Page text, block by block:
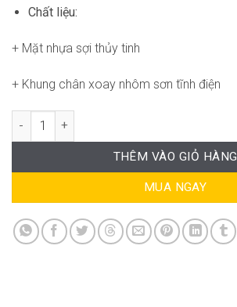
Chất liệu:
+ Mặt nhựa sợi thủy tinh
+ Khung chân xoay nhôm sơn tĩnh điện
Ghế Dragonfly SG-WC609 số lượng
THÊM VÀO GIỎ HÀNG
MUA NGAY